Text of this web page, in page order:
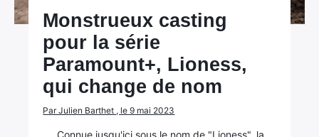
Monstrueux casting
pour la série
Paramount+, Lioness,
qui change de nom
Par Julien Barthet , le 9 mai 2023
Connue jusqu'ici sous le nom de "Lioness", la